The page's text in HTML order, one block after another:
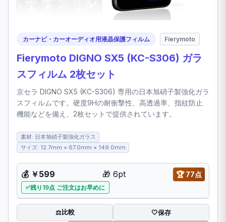
カーナビ・カーオーディオ用液晶保護フィルム Fierymoto
Fierymoto DIGNO SX5 (KC-S306) ガラ
スフィルム 2枚セット
京セラ DIGNO SX5 (KC-S306) 専用の日本旭硝子製強化ガラ
スフィルムです。硬度9Hの耐衝撃性、高透過率、指紋防止
機能などを備え、2枚セットで提供されています。
素材: 日本旭硝子製強化ガラス
サイズ: 12.7mm × 67.0mm × 149.0mm
💰 ￥599 🎁 6pt 🏆77点
残り19点 ご注文はお早めに
⚖️比較 🤍保存